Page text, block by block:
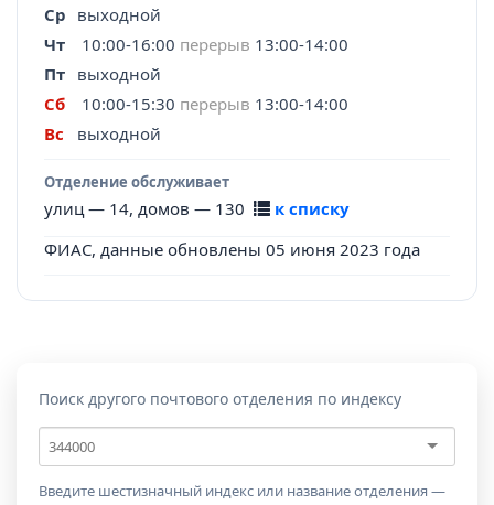
Ср выходной
Чт
10:00-16:00 перерыв 13:00-14:00
Пт выходной
Сб
10:00-15:30 перерыв 13:00-14:00
Вс
выходной
Отделение обслуживает
улиц — 14, домов — 130 к списку
ФИАС, данные обновлены 05 июня 2023 года
Поиск другого почтового отделения по индексу
Почтовый
индекс
Введите шестизначный индекс или название отделения —